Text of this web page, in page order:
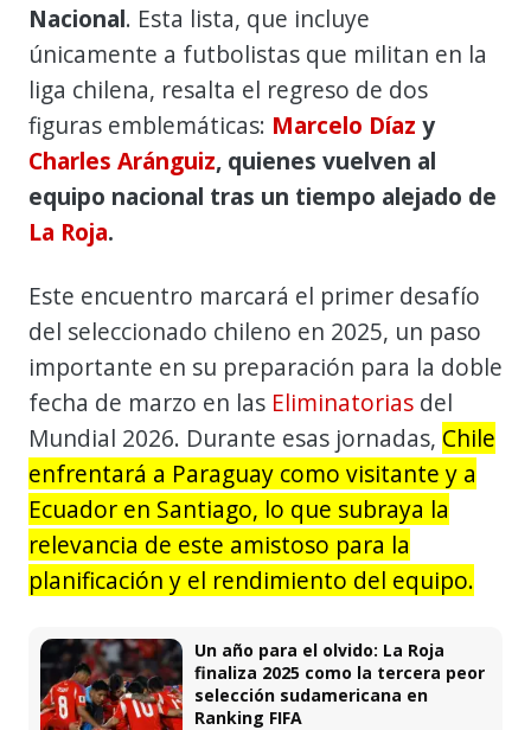
Nacional. Esta lista, que incluye
únicamente a futbolistas que militan en la
liga chilena, resalta el regreso de dos
figuras emblemáticas: Marcelo Díaz y
Charles Aránguiz, quienes vuelven al
equipo nacional tras un tiempo alejado de
La Roja.
Este encuentro marcará el primer desafío
del seleccionado chileno en 2025, un paso
importante en su preparación para la doble
fecha de marzo en las Eliminatorias del
Mundial 2026. Durante esas jornadas, Chile
enfrentará a Paraguay como visitante y a
Ecuador en Santiago, lo que subraya la
relevancia de este amistoso para la
planificación y el rendimiento del equipo.
Un año para el olvido: La Roja
finaliza 2025 como la tercera peor
selección sudamericana en
Ranking FIFA